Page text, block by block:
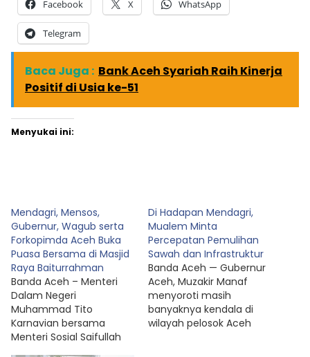
Facebook X WhatsApp
Telegram
Baca Juga : Bank Aceh Syariah Raih Kinerja
Positif di Usia ke-51
Menyukai ini:
Mendagri, Mensos,
Gubernur, Wagub serta
Forkopimda Aceh Buka
Puasa Bersama di Masjid
Raya Baiturrahman
Banda Aceh – Menteri
Dalam Negeri
Muhammad Tito
Karnavian bersama
Menteri Sosial Saifullah
Di Hadapan Mendagri,
Mualem Minta
Percepatan Pemulihan
Sawah dan Infrastruktur
Banda Aceh — Gubernur
Aceh, Muzakir Manaf
menyoroti masih
banyaknya kendala di
wilayah pelosok Aceh